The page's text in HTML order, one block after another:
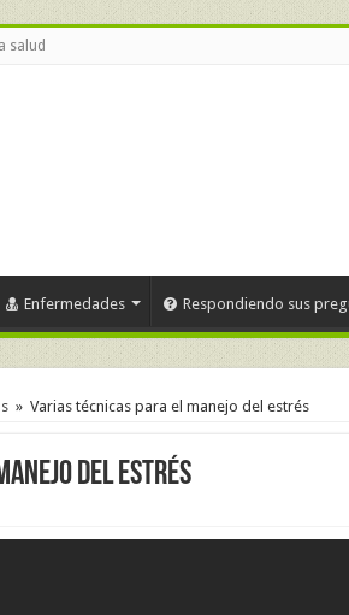
salud
Enfermedades Respondiendo sus
» Varias técnicas para el manejo del estrés
del estrés